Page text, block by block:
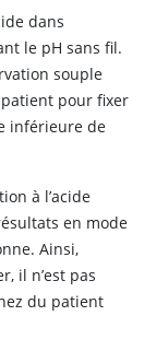
dans
le pH sans fil.
souple
pour fixer
inférieure de
à l’acide
en mode
Ainsi,
il n’est pas
du patient